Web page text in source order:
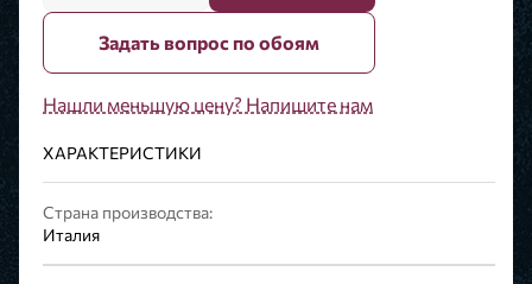
Задать вопрос по обоям
Нашли меньшую цену? Напишите нам
ХАРАКТЕРИСТИКИ
Страна производства:
Италия